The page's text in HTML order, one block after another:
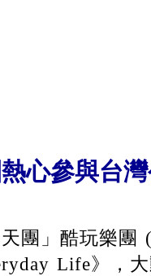
心參與台
天團」酷玩樂
Life》，